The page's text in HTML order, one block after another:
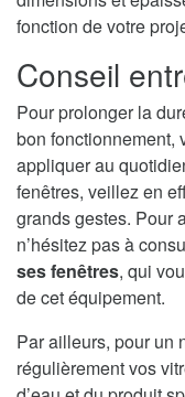
fonction de votre
Conseil
Pour prolonger la
bon fonctionnement,
appliquer au
fenêtres, veillez en
grands gestes. Pour
n’hésitez pas à
ses fenêtres, qui
de cet équipement.
Par ailleurs, pour un
régulièrement vos